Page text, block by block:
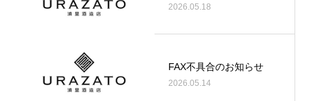
2026.05.18
FAX不具合のお知らせ
2026.05.14